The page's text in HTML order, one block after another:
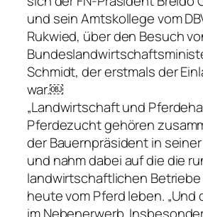
und sein Amtskollege vom
Rukwied, über den Besuch
Schmidt, der erstmals der
war.￼
„Landwirtschaft und
Pferdezucht gehören
der Bauernpräsident in
und nahm dabei auf die die
landwirtschaftlichen
heute vom Pferd leben. „Und